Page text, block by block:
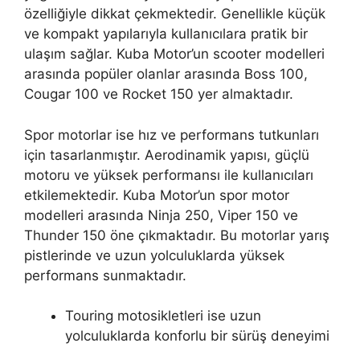
özelliğiyle dikkat çekmektedir. Genellikle küçük
ve kompakt yapılarıyla kullanıcılara pratik bir
ulaşım sağlar. Kuba Motor’un scooter modelleri
arasında popüler olanlar arasında Boss 100,
Cougar 100 ve Rocket 150 yer almaktadır.
Spor motorlar ise hız ve performans tutkunları
için tasarlanmıştır. Aerodinamik yapısı, güçlü
motoru ve yüksek performansı ile kullanıcıları
etkilemektedir. Kuba Motor’un spor motor
modelleri arasında Ninja 250, Viper 150 ve
Thunder 150 öne çıkmaktadır. Bu motorlar yarış
pistlerinde ve uzun yolculuklarda yüksek
performans sunmaktadır.
Touring motosikletleri ise uzun
yolculuklarda konforlu bir sürüş deneyimi